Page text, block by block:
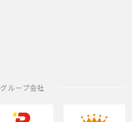
グループ会社